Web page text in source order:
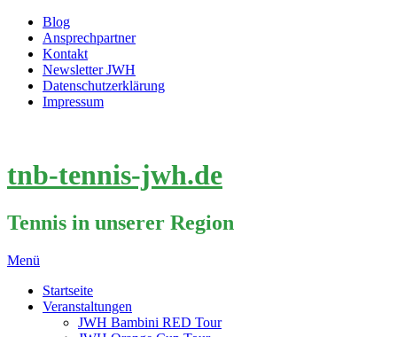
Blog
Ansprechpartner
Kontakt
Newsletter JWH
Datenschutzerklärung
Impressum
tnb-tennis-jwh.de
Tennis in unserer Region
Menü
Startseite
Veranstaltungen
JWH Bambini RED Tour